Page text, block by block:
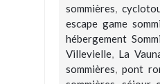
sommières
escape game
hébergement
Villevielle
La
sommières
pont